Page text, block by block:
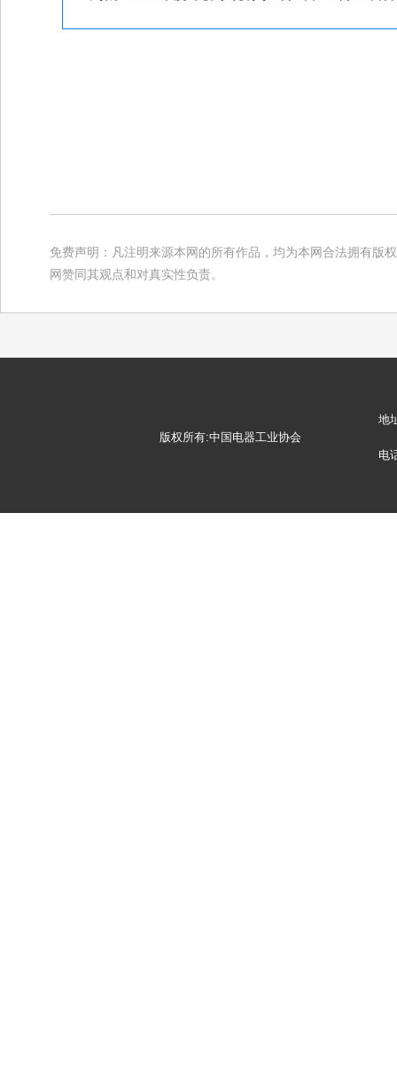
免费声明：凡注明来源本网的所有作品，均为本网合法拥有版
网赞同其观点和对真实性负责。
版权所有:中国电器工业协会
地
电